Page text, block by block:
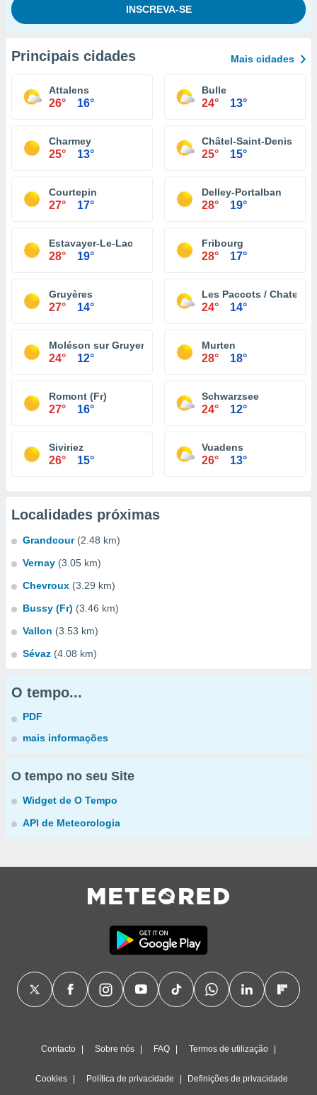
Principais cidades Mais cidades
Attalens
26° 16°
Bulle
24° 13°
Charmey
25° 13°
Châtel-Saint-Denis
25° 15°
Courtepin
27° 17°
Delley-Portalban
28° 19°
Estavayer-Le-Lac
28° 19°
Fribourg
28° 17°
Gruyères
27° 14°
Les Paccots / Chatel St
24° 14°
Moléson sur Gruyeres
24° 12°
Murten
28° 18°
Romont (Fr)
27° 16°
Schwarzsee
24° 12°
Siviriez
26° 15°
Vuadens
26° 13°
Localidades próximas
Grandcour (2.48 km)
Vernay (3.05 km)
Chevroux (3.29 km)
Bussy (Fr) (3.46 km)
Vallon (3.53 km)
Sévaz (4.08 km)
O tempo...
PDF
mais informações
O tempo no seu Site
Widget de O Tempo
API de Meteorologia
Contacto Sobre nós FAQ Termos de utilização
Cookies Política de privacidade Definições de privacidade